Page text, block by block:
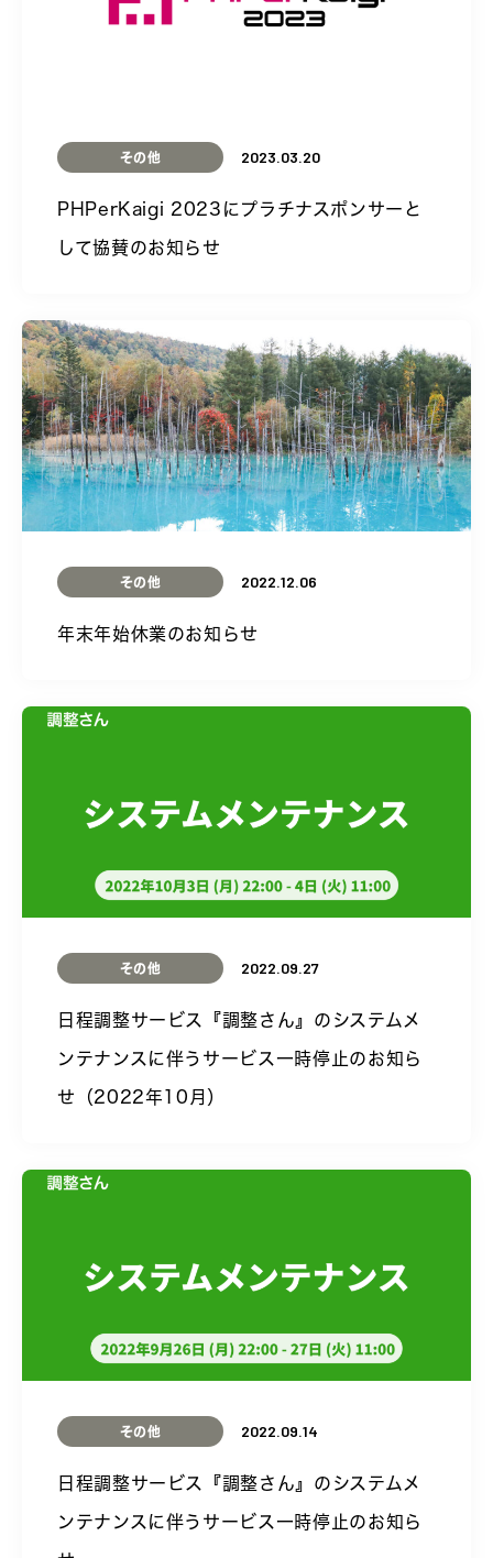
その他 2023.03.20
PHPerKaigi 2023にプラチナスポンサーと
して協賛のお知らせ
その他 2022.12.06
年末年始休業のお知らせ
その他 2022.09.27
日程調整サービス『調整さん』のシステムメ
ンテナンスに伴うサービス一時停止のお知ら
せ（2022年10月）
その他 2022.09.14
日程調整サービス『調整さん』のシステムメ
ンテナンスに伴うサービス一時停止のお知ら